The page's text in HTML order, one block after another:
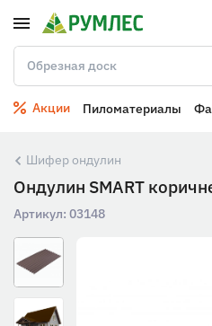
Акции Пиломатериалы
Шифер ондулин
Ондулин SMART
Артикул: 03148